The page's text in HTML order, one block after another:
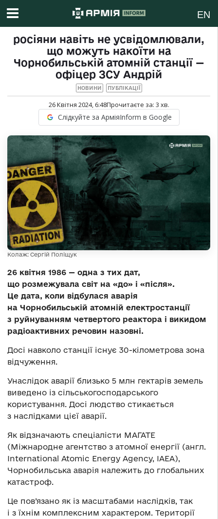
EN
росіяни навіть не усвідомлювали,
що можуть накоїти на
Чорнобильській атомній станції —
офіцер ЗСУ Андрій
НОВИНИ ПУБЛІКАЦІЇ
26 Квітня 2024, 6:48Прочитаєте за: 3 хв.
Слідкуйте за АрміяInform в Google
Колаж: Сергій Поліщук
26 квітня 1986 — одна з тих дат,
що розмежувала світ на «до» і «після».
Це дата, коли відбулася аварія
на Чорнобильській атомній електростанції
з руйнуванням четвертого реактора і викидом
радіоактивних речовин назовні.
Досі навколо станції існує 30-кілометрова зона
відчуження.
Унаслідок аварії близько 5 млн гектарів земель
виведено із сільськогосподарського
користування. Досі людство стикається
з наслідками цієї аварії.
Як відзначають спеціалісти МАГАТЕ
(Міжнародне агентство з атомної енергії (англ.
International Atomic Energy Agency, IAEA),
Чорнобильська аварія належить до глобальних
катастроф.
Це пов’язано як із масштабами наслідків, так
і з їхнім комплексним характером. Території